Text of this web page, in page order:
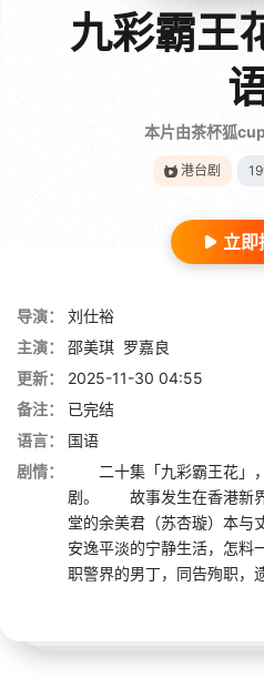
九彩霸王
本片由茶杯狐
港台剧
立即
导演：
刘仕裕
主演：
邵美琪 罗嘉良
更新：
2025-11-30 04:55
备注：
已完结
语言：
国语
剧情：
二十集「九彩霸王花」
剧。 故事发生在香港新界
堂的余美君（苏杏璇）本与
安逸平淡的宁静生活，怎料
职警界的男丁，同告殉职，